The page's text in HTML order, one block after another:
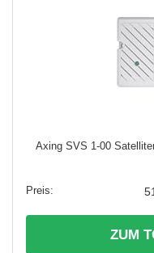
Axing SVS 1-00
ZUM